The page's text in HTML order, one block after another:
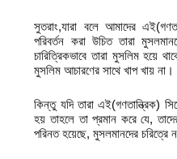
সুতরাং,যারা বলে আমাদের
পরিবর্তন করা উচিত তারা
চারিত্রিকভাবে তারা মুসলিম হয়ে
মুসলিম আচারণের সাথে খাপ খায় না।
কিন্তু যদি তারা এই(গণতান্ত্রিক)
হয় তাহলে তা প্রমান করে যে,
পরিনত হয়েছে, মুসলমানদের চরিত্রে